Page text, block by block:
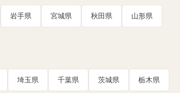
岩手県 宮城県 秋田県 山形県
埼玉県 千葉県 茨城県 栃木県